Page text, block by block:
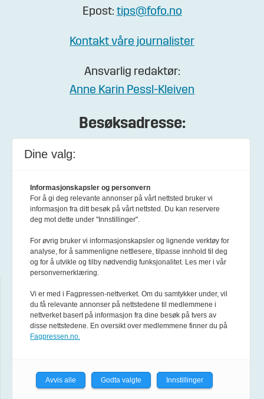
Epost: tips@fofo.no
Kontakt våre journalister
Ansvarlig redaktør:
Anne Karin Pessl-Kleiven
Besøksadresse:
Øvre Slottsgate 4, 0157 Oslo
Postadresse:
Forsvarets forum
0015 Oslo
Hjelp
Om Forsvarets forum
Abonnement
Dine valg:
Informasjonskapsler og personvern
For å gi deg relevante annonser på vårt nettsted bruker vi
informasjon fra ditt besøk på vårt nettsted. Du kan reservere
deg mot dette under "Innstillinger".
For øvrig bruker vi informasjonskapsler og lignende verktøy for
analyse, for å sammenligne nettlesere, tilpasse innhold til deg
og for å utvikle og tilby nødvendig funksjonalitet. Les mer i vår
personvernerklæring.
Vi er med i Fagpressen-nettverket. Om du samtykker under, vil
du få relevante annonser på nettstedene til medlemmene i
nettverket basert på informasjon fra dine besøk på tvers av
disse nettstedene. En oversikt over medlemmene finner du på
Fagpressen.no.
Avvis alle Godta valgte Innstillinger